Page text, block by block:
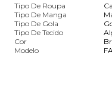
Tipo De Roupa
Tipo De Manga
Tipo De Gola
Tipo De Tecido
Cor
Modelo